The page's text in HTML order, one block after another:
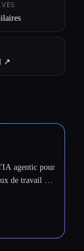
↗︎
agentic pour
de travail et